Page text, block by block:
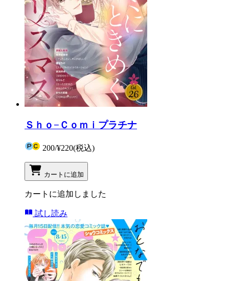
Ｓｈｏ−Ｃｏｍｉプラチナ
200/¥220(税込)
カートに追加
カートに追加しました
試し読み